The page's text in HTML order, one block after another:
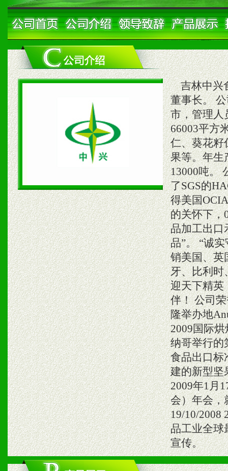
吉林中兴
董事长。
市，管理人
66003平方
仁、葵花籽
果等。年生
13000吨。
了SGS的
得美国
的关怀下，
品加工出口
品”。 “诚
销美国、英
牙、比利时
迎天下精英
伴！ 公司
隆举办地
2009国际
纳哥举行的
食品出口标
建的新型坚
2009年1月
会）年会，
19/10/2008
品工业全球
宣传。